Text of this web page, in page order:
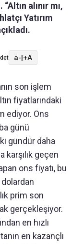
alınır mı,
Yatırım
a-|+A
son işlem
fiyatlarındaki
ediyor. Ons
günü
gündür daha
karşılık geçen
ons fiyatı, bu
prim son
gerçekleşiyor.
en hızlı
en kazançlı